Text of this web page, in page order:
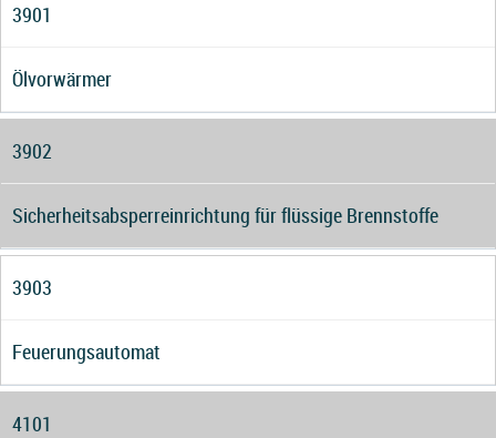
3901
Ölvorwärmer
3902
Sicherheitsabsperreinrichtung für flüssige Brennstoffe
3903
Feuerungsautomat
4101